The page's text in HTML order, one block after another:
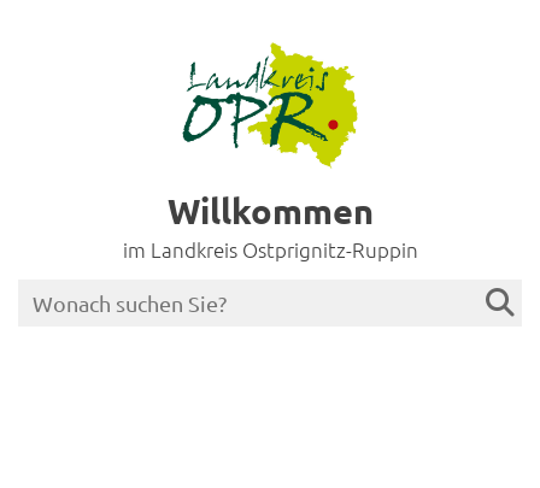
Willkommen
im Landkreis Ostprignitz-Ruppin